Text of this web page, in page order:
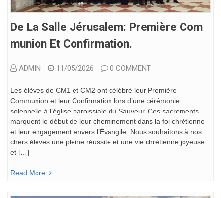
De La Salle Jérusalem: Première Com
Munion Et Confirmation.
ADMIN 11/05/2026 0 COMMENT
Les élèves de CM1 et CM2 ont célébré leur Première
Communion et leur Confirmation lors d’une cérémonie
solennelle à l’église paroissiale du Sauveur. Ces sacrements
marquent le début de leur cheminement dans la foi chrétienne
et leur engagement envers l’Évangile. Nous souhaitons à nos
chers élèves une pleine réussite et une vie chrétienne joyeuse
et […]
Read More